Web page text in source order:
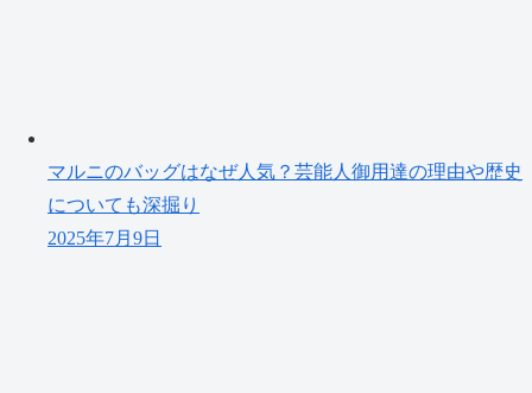
マルニのバッグはなぜ人気？芸能人御用達の理由や歴史
についても深掘り
2025年7月9日